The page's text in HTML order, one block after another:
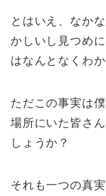
とはいえ、なか
かしいし見つめ
はなんとなくわか
ただこの事実は
場所にいた皆さ
しょうか？
それも一つの真